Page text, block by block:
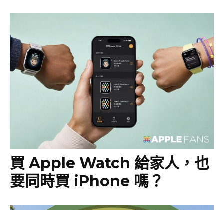
買 Apple Watch 給家人，也
要同時買 iPhone 嗎？